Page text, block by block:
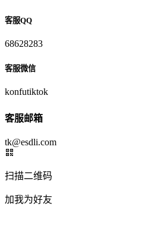
客服QQ
68628283
客服微信
konfutiktok
客服邮箱
tk@esdli.com
扫描二维码
加我为好友